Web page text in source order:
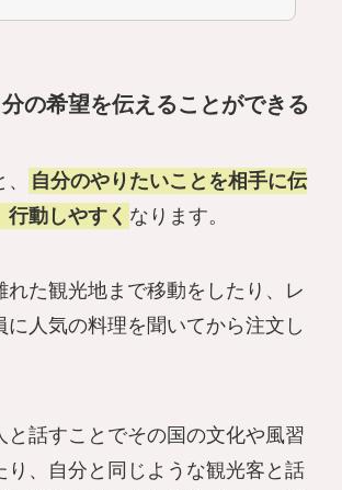
の希望を伝えることができる
自分のやりたいことを相手に伝
行動しやすく なります。
れた観光地まで移動をしたり、レ
に人気の料理を聞いてから注文し
と話すことでその国の文化や風習
り、自分と同じような観光客と話